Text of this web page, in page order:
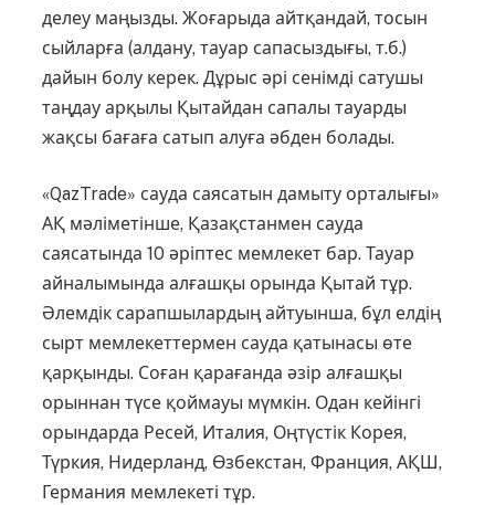
делеу маңызды. Жоғарыда айт­қан­дай, тосын
сыйларға (алдану, тауар сапасыздығы, т.б.)
дайын болу керек. Дұрыс әрі сенімді сату­шы
таңдау арқылы Қытайдан сапа­лы тауарды
жақсы бағаға сатып алу­ға әбден болады.
«QazTrade» сауда саясатын дамыту орталығы»
АҚ мәліметінше, Қазақстанмен сауда
саясатында 10 әріптес мемлекет бар. Тауар
айналымында алғашқы орында Қытай тұр.
Әлемдік сарапшылардың айтуынша, бұл елдің
сырт мемлекеттермен сауда қатынасы өте
қарқынды. Соған қарағанда әзір алғашқы
орыннан түсе қоймауы мүмкін. Одан кейінгі
орындар­да Ресей, Италия, Оңтүстік Корея,
Түркия, Нидерланд, Өзбек­стан, Фран­ция, АҚШ,
Германия мемлекеті тұр.